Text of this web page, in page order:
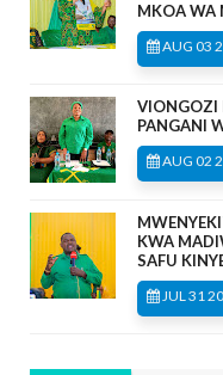
MKOA WA
AUG 03
VIONGOZI
PANGANI
AUG 02
KWA
SAFU
JUL 31